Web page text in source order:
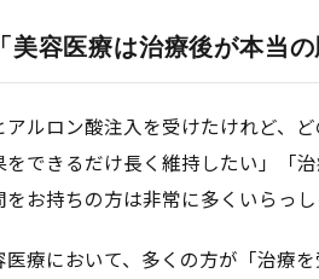
「美容医療は治療後が本当
アルロン酸注入を受けたけれど、
をできるだけ長く維持したい」「
をお持ちの方は非常に多くいらっし
医療において、多くの方が「治療